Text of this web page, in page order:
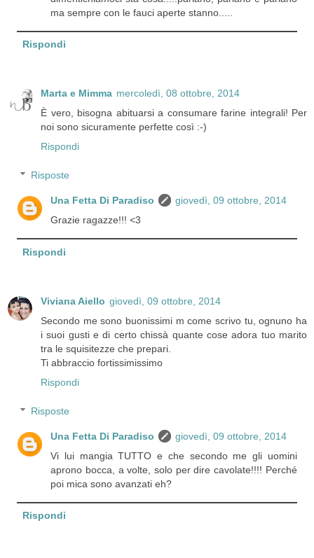
ma sempre con le fauci aperte stanno.....
Rispondi
Marta e Mimma mercoledì, 08 ottobre, 2014
È vero, bisogna abituarsi a consumare farine integrali! Per
noi sono sicuramente perfette così :-)
Rispondi
Risposte
Una Fetta Di Paradiso
giovedì, 09 ottobre, 2014
Grazie ragazze!!! <3
Rispondi
Viviana Aiello giovedì, 09 ottobre, 2014
Secondo me sono buonissimi m come scrivo tu, ognuno ha
i suoi gusti e di certo chissà quante cose adora tuo marito
tra le squisitezze che prepari.
Ti abbraccio fortissimissimo
Rispondi
Risposte
Una Fetta Di Paradiso
giovedì, 09 ottobre, 2014
Vi lui mangia TUTTO e che secondo me gli uomini
aprono bocca, a volte, solo per dire cavolate!!!! Perché
poi mica sono avanzati eh?
Rispondi